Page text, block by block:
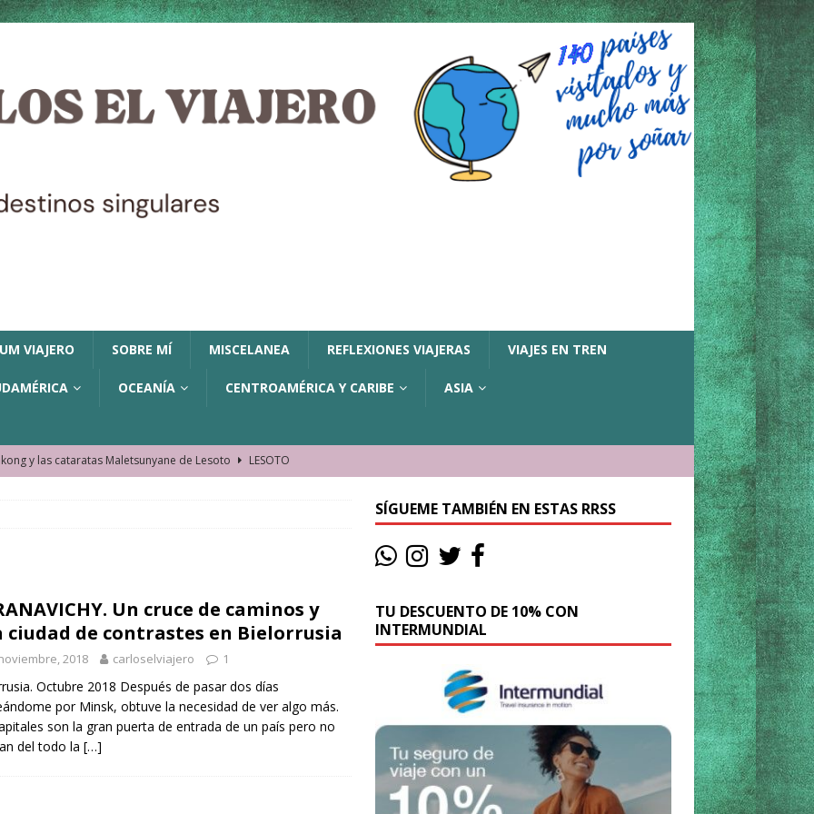
VIAJERO SOBRE MÍ MISCELANEA REFLEXIONES VIAJERAS VIAJES EN TREN
OCEANÍA CENTROAMÉRICA Y CARIBE ASIA
y las cataratas Maletsunyane de Lesoto
LESOTO
La historia de la misteriosa avioneta de la playa
JAMAICA
El barrio más castizo de Malabo GUINEA ECUATORIAL
Un cruce de caminos y
ciudad de contrastes en Bielorrusia
2018 carloselviajero 1
Octubre 2018 Después de pasar dos días
por Minsk, obtuve la necesidad de ver algo más.
son la gran puerta de entrada de un país pero no
del todo la […]
SÍGUEME TAMBIÉN EN ESTAS RRSS
TU DESCUENTO DE 10% CON
INTERMUNDIAL